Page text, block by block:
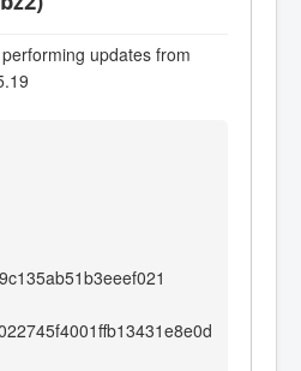
updates from